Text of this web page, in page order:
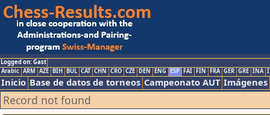
Logged on: Gast
Arabic ARM AZE BIH BUL CAT CHN CRO CZE DEN ENG ESP FAI FIN FRA GER GRE INA
Inicio Base de datos de torneos Campeonato AUT Imágenes
Record not found